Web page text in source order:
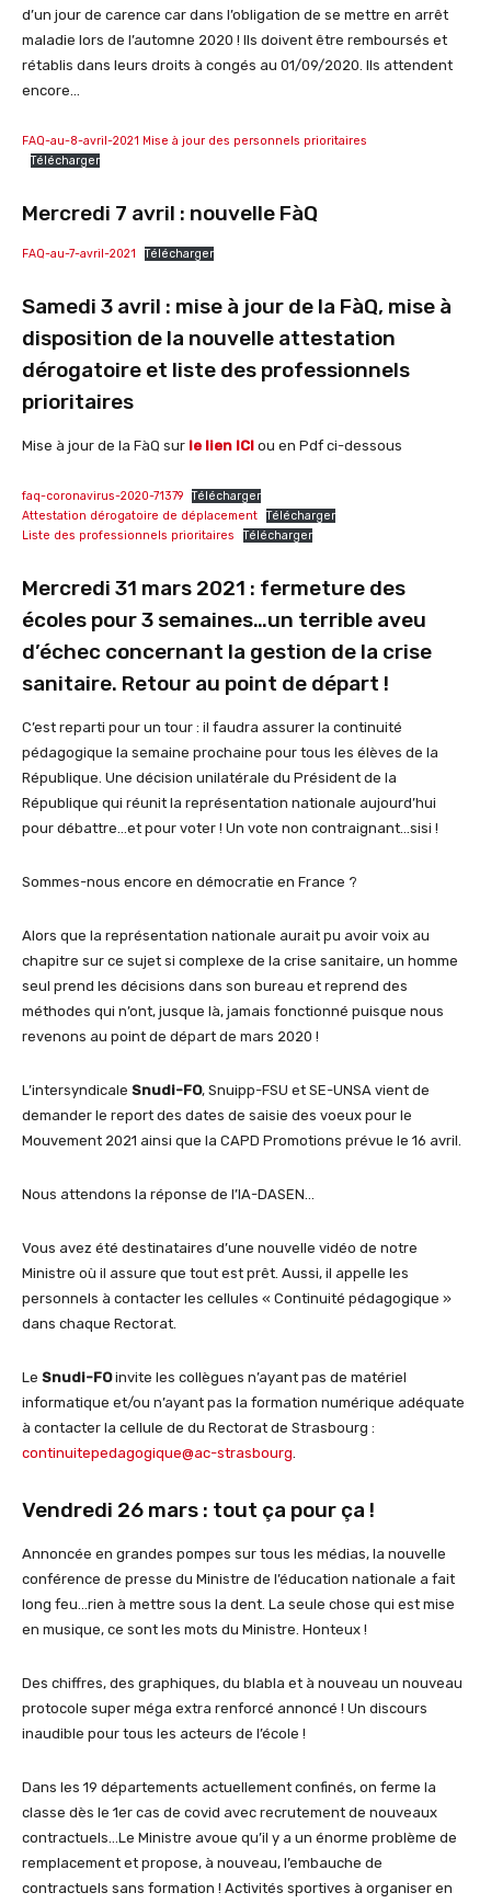
d’un jour de carence car dans l’obligation de se mettre en arrêt
maladie lors de l’automne 2020 ! Ils doivent être remboursés et
rétablis dans leurs droits à congés au 01/09/2020. Ils attendent
encore…
FAQ-au-8-avril-2021 Mise à jour des personnels prioritaires
Télécharger
Mercredi 7 avril : nouvelle FàQ
FAQ-au-7-avril-2021 Télécharger
Samedi 3 avril : mise à jour de la FàQ, mise à
disposition de la nouvelle attestation
dérogatoire et liste des professionnels
prioritaires
Mise à jour de la FàQ sur le lien ICI ou en Pdf ci-dessous
faq-coronavirus-2020-71379
Télécharger
Attestation dérogatoire de déplacement
Télécharger
Liste des professionnels prioritaires
Télécharger
Mercredi 31 mars 2021 : fermeture des
écoles pour 3 semaines…un terrible aveu
d’échec concernant la gestion de la crise
sanitaire. Retour au point de départ !
C’est reparti pour un tour : il faudra assurer la continuité
pédagogique la semaine prochaine pour tous les élèves de la
République. Une décision unilatérale du Président de la
République qui réunit la représentation nationale aujourd’hui
pour débattre…et pour voter ! Un vote non contraignant…sisi !
Sommes-nous encore en démocratie en France ?
Alors que la représentation nationale aurait pu avoir voix au
chapitre sur ce sujet si complexe de la crise sanitaire, un homme
seul prend les décisions dans son bureau et reprend des
méthodes qui n’ont, jusque là, jamais fonctionné puisque nous
revenons au point de départ de mars 2020 !
L’intersyndicale Snudi-FO, Snuipp-FSU et SE-UNSA vient de
demander le report des dates de saisie des voeux pour le
Mouvement 2021 ainsi que la CAPD Promotions prévue le 16 avril.
Nous attendons la réponse de l’IA-DASEN…
Vous avez été destinataires d’une nouvelle vidéo de notre
Ministre où il assure que tout est prêt. Aussi, il appelle les
personnels à contacter les cellules « Continuité pédagogique »
dans chaque Rectorat.
Le Snudi-FOinvite les collègues n’ayant pas de matériel
informatique et/ou n’ayant pas la formation numérique adéquate
à contacter la cellule de du Rectorat de Strasbourg :
continuitepedagogique@ac-strasbourg.
Vendredi 26 mars : tout ça pour ça !
Annoncée en grandes pompes sur tous les médias, la nouvelle
conférence de presse du Ministre de l’éducation nationale a fait
long feu…rien à mettre sous la dent. La seule chose qui est mise
en musique, ce sont les mots du Ministre. Honteux !
Des chiffres, des graphiques, du blabla et à nouveau un nouveau
protocole super méga extra renforcé annoncé ! Un discours
inaudible pour tous les acteurs de l’école !
Dans les 19 départements actuellement confinés, on ferme la
classe dès le 1er cas de covid avec recrutement de nouveaux
contractuels…Le Ministre avoue qu’il y a un énorme problème de
remplacement et propose, à nouveau, l’embauche de
contractuels sans formation ! Activités sportives à organiser en